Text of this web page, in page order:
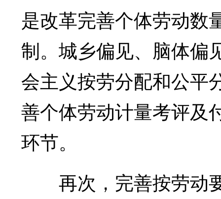
是改革完善个体劳动数
制。城乡偏见、脑体偏
会主义按劳分配和公平
善个体劳动计量考评及
环节。
再次，完善按劳动